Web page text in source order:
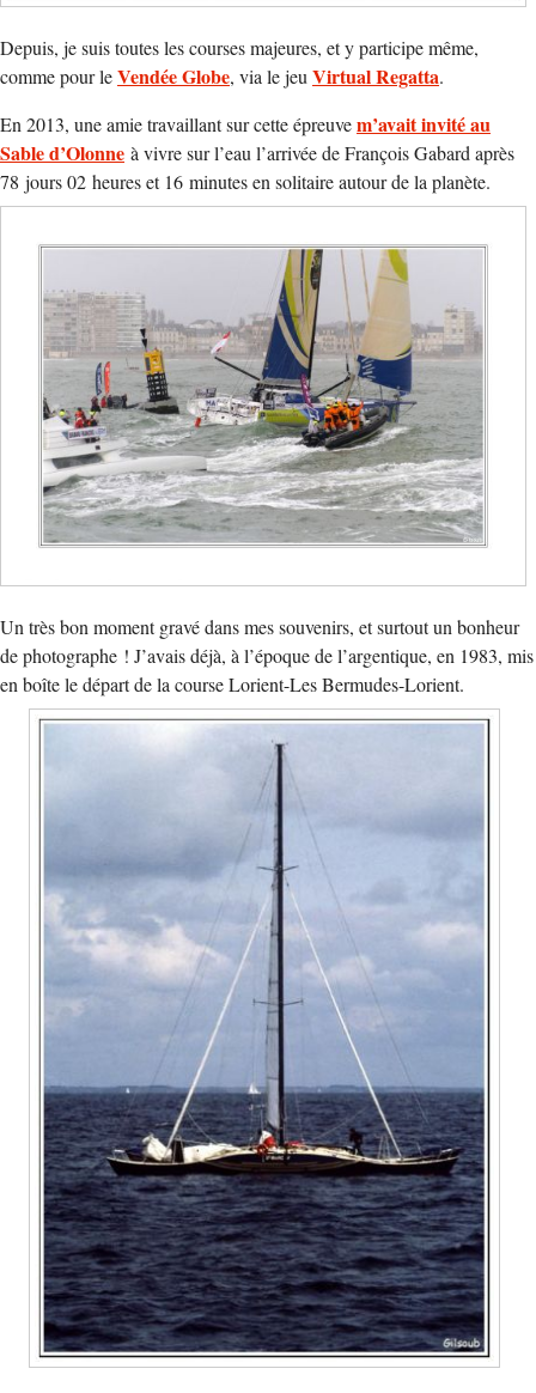
Depuis, je suis toutes les courses majeures, et y participe même,
comme pour leVendée Globe, via le jeuVirtual Regatta.
En 2013, une amie travaillant sur cette épreuvem’avait invité au
Sable d’Olonne à vivre sur l’eau l’arrivée de François Gabard après
78 jours 02 heures et 16 minutes en solitaire autour de la planète.
Un très bon moment gravé dans mes souvenirs, et surtout un bonheur
de photographe ! J’avais déjà, à l’époque de l’argentique, en 1983, mis
en boîte le départ de la course Lorient-Les Bermudes-Lorient.